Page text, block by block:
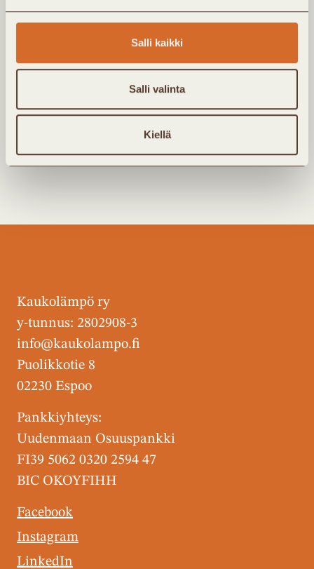
Salli kaikki
Salli valinta
Kiellä
Kaukolämpö ry
y-tunnus: 2802908-3
info@kaukolampo.fi
Puolikkotie 8
02230 Espoo
Pankkiyhteys:
Uudenmaan Osuuspankki
FI39 5062 0320 2594 47
BIC OKOYFIHH
Facebook
Instagram
LinkedIn